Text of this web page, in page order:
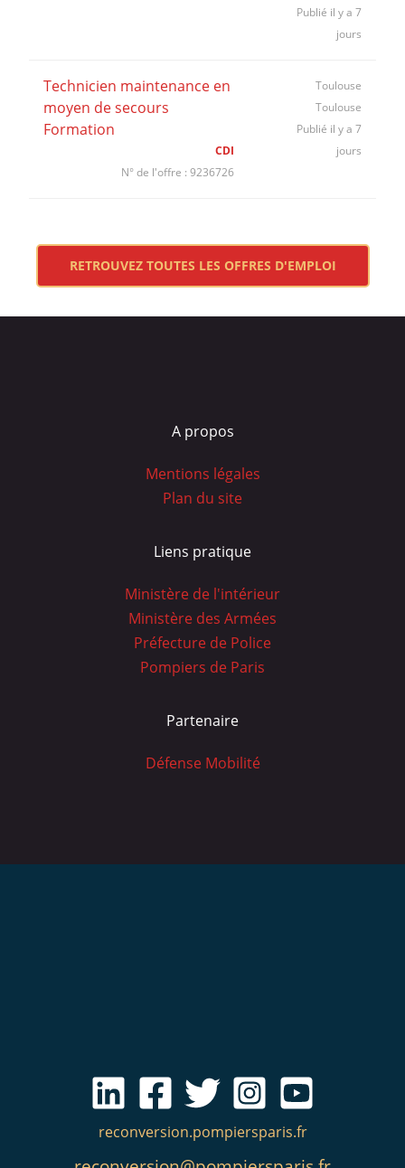
Publié il y a 7
jours
Technicien maintenance en
moyen de secours
Formation
Toulouse
Toulouse
Publié il y a 7
jours
CDI
N° de l'offre : 9236726
RETROUVEZ TOUTES LES OFFRES D'EMPLOI
A propos
Mentions légales
Plan du site
Liens pratique
Ministère de l'intérieur
Ministère des Armées
Préfecture de Police
Pompiers de Paris
Partenaire
Défense Mobilité
reconversion.pompiersparis.fr